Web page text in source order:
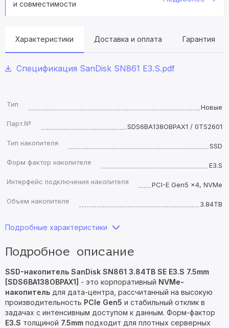
и совместимости
Характеристики Доставка и оплата Гарантия
Спецификация SanDisk SN861 E3.S.pdf
Тип
Новые
Парт.№
SDS6BA138OBPAX1 / 0TS2601
Тип накопителя
SSD
Форм фактор накопителя
E3.S
Интерфейс подключения накопителя
PCI-E Gen5 x4, NVMe
Объем накопителя
3.84TB
Подробные характеристики
Подробное описание
SSD-накопитель SanDisk SN861 3.84TB SE E3.S 7.5mm
[SDS6BA138OBPAX1] - это корпоративный NVMe-
накопитель для дата-центра, рассчитанный на высокую
производительность PCIe Gen5 и стабильный отклик в
задачах с интенсивным доступом к данным. Форм-фактор
E3.S толщиной 7.5mm подходит для плотных серверных